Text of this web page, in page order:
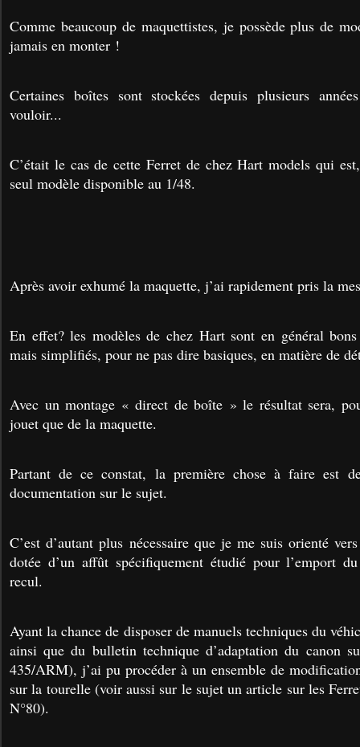
Comme beaucoup de maquettistes, je possède plus de
jamais en monter !
Certaines boîtes sont stockées depuis plusieurs
vouloir...
C’était le cas de cette Ferret de chez Hart models qui
seul modèle disponible au 1/48.
Après avoir exhumé la maquette, j’ai rapidement pris la
En effet? les modèles de chez Hart sont en général
mais simplifiés, pour ne pas dire basiques, en matière de
Avec un montage « direct de boîte » le résultat sera,
jouet que de la maquette.
Partant de ce constat, la première chose à faire est
documentation sur le sujet.
C’est d’autant plus nécessaire que je me suis orienté
dotée d’un affût spécifiquement étudié pour l’emport
recul.
Ayant la chance de disposer de manuels techniques du
ainsi que du bulletin technique d’adaptation du canon
435/ARM), j’ai pu procéder à un ensemble de
sur la tourelle (voir aussi sur le sujet un article sur les
N°80).